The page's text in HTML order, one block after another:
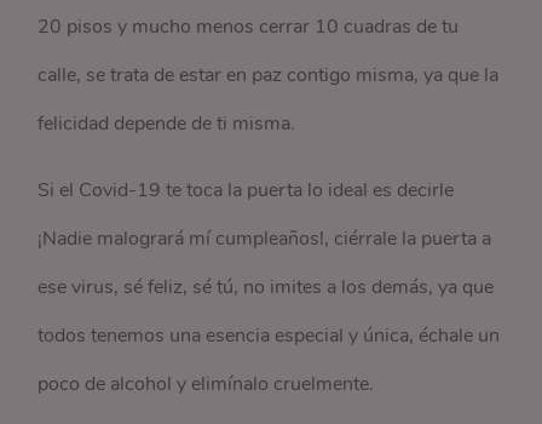
20 pisos y mucho menos cerrar 10 cuadras de tu
calle, se trata de estar en paz contigo misma, ya que la
felicidad depende de ti misma.
Si el Covid-19 te toca la puerta lo ideal es decirle
¡Nadie malogrará mí cumpleaños!, ciérrale la puerta a
ese virus, sé feliz, sé tú, no imites a los demás, ya que
todos tenemos una esencia especial y única, échale un
poco de alcohol y elimínalo cruelmente.